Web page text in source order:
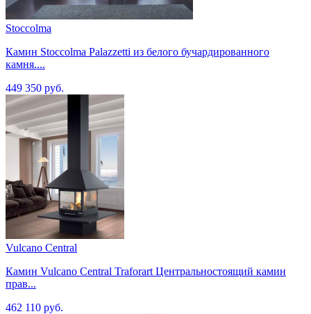
Stoccolma
Камин Stoccolma Palazzetti из белого бучардированного
камня....
449 350 руб.
Vulcano Central
Камин Vulcano Central Traforart Центральностоящий камин
прав...
462 110 руб.